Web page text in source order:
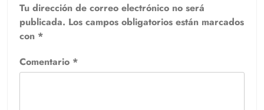
Tu dirección de correo electrónico no será
publicada. Los campos obligatorios están marcados
con *
Comentario *